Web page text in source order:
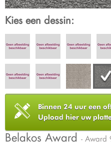
Kies een dessin:
Binnen 24 uur een
Upload hier uw
Belakos Award - Award